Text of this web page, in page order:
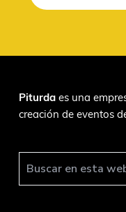
Piturdaes una
creación de eventos